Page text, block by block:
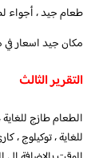
طعام جيد ، أجواء
مكان جيد اسعار في
التقرير الثالث
الطعام طازج
للغاية ، توكيلوج ،